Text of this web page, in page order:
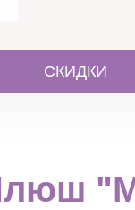
СКИДКИ